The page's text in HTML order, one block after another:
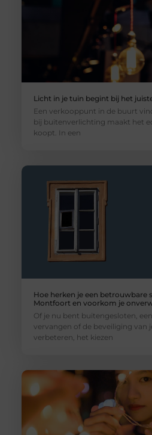
Licht in je tuin begint bij het
Een verkooppunt in de buurt
bij buitenverlichting maakt het
koopt. In een
Hoe herken je een betrouwbare
Montfoort en voorkom je
Of je nu bent buitengesloten,
vervangen of de beveiliging van
verbeteren, het kiezen